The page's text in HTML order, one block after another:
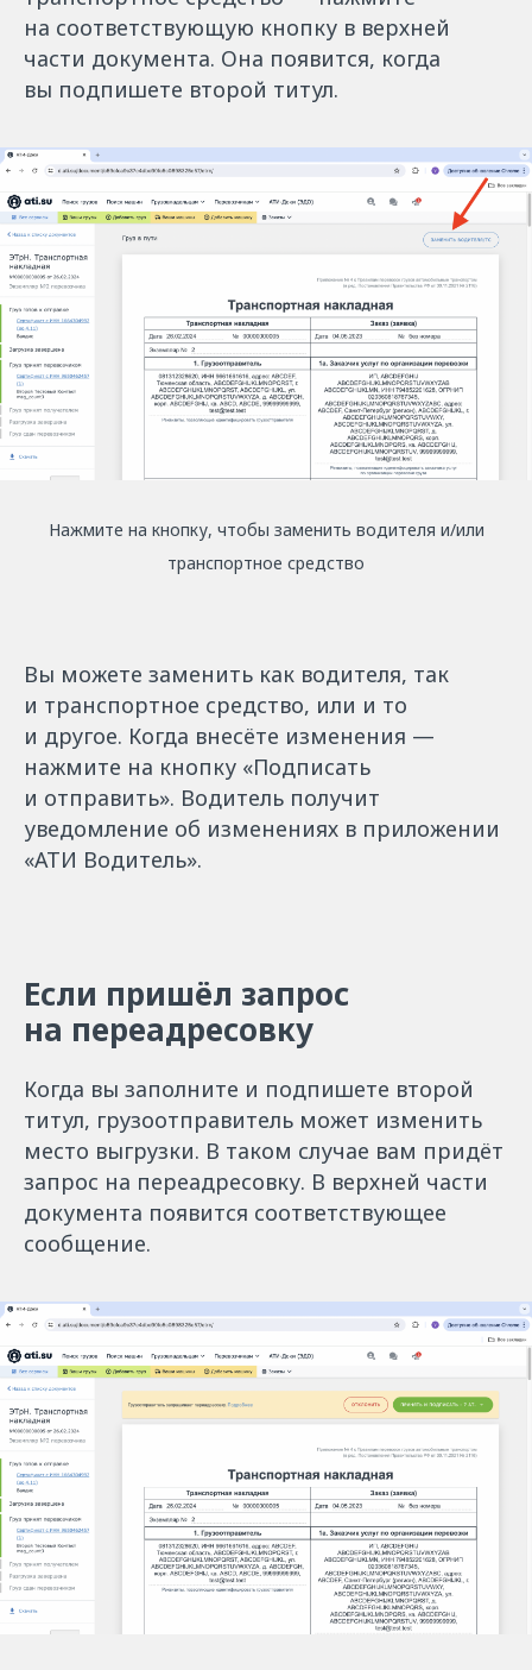
на соответствующую кнопку в верхней
части документа. Она появится, когда
вы подпишете второй титул.
Нажмите на кнопку, чтобы заменить водителя и/или
транспортное средство
Вы можете заменить как водителя, так
и транспортное средство, или и то
и другое. Когда внесёте изменения —
нажмите на кнопку «Подписать
и отправить». Водитель получит
уведомление об изменениях в приложении
«АТИ Водитель».
Если пришёл запрос
на переадресовку
Когда вы заполните и подпишете второй
титул, грузоотправитель может изменить
место выгрузки. В таком случае вам придёт
запрос на переадресовку. В верхней части
документа появится соответствующее
сообщение.
НАЧАТЬ ПОДГОТОВКУ